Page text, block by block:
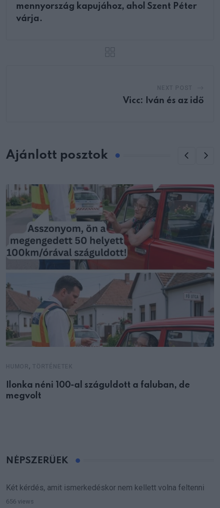
mennyország kapujához, ahol Szent Péter
várja.
Vicc: Iván és az idő
Ajánlott posztok
,
Ilonka néni 100-al száguldott a faluban, de
megvolt
NÉPSZERŰEK
Két kérdés, amit ismerkedéskor nem kellett volna feltenni
656 views